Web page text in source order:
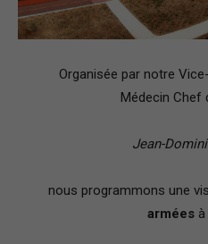
Organisée par notre
Médecin Chef
Jean-
nous programmons une
arméesà